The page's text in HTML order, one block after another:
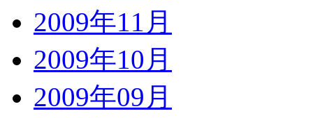
2009年11月
2009年10月
2009年09月